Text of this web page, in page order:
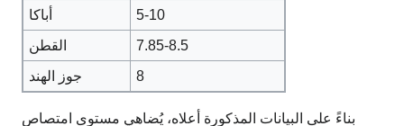
أباكا
5-10
القطن
7.85-8.5
جوز الهند
8
بناءً على البيانات المذكورة أعلاه، يُضاهي مستوى امتصاص